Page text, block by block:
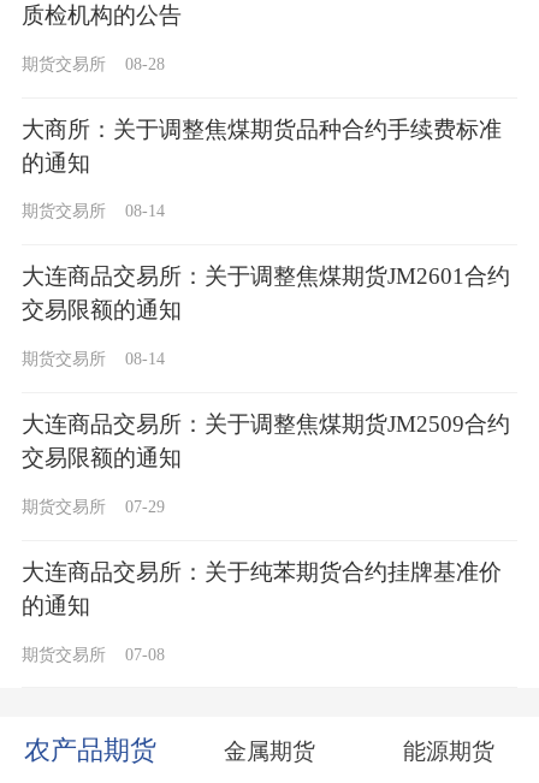
质检机构的公告
期货交易所 08-28
大商所：关于调整焦煤期货品种合约手续费标准
的通知
期货交易所 08-14
大连商品交易所：关于调整焦煤期货JM2601合约
交易限额的通知
期货交易所 08-14
大连商品交易所：关于调整焦煤期货JM2509合约
交易限额的通知
期货交易所 07-29
大连商品交易所：关于纯苯期货合约挂牌基准价
的通知
期货交易所 07-08
农产品期货 金属期货 能源期货